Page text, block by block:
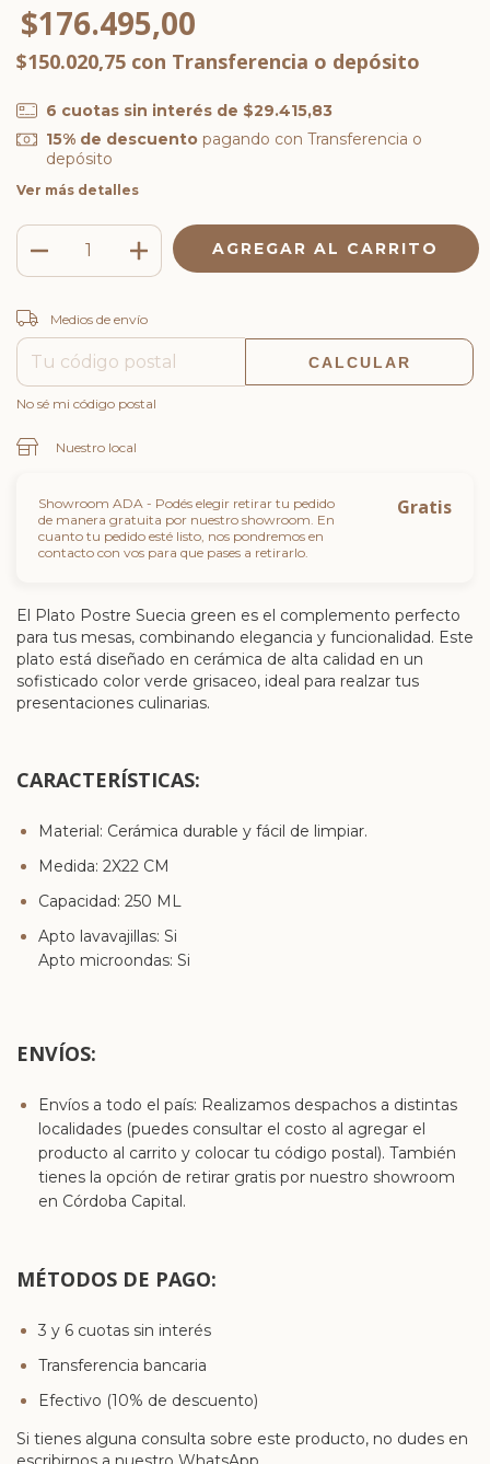
$176.495,00
$150.020,75 con Transferencia o depósito
6 cuotas sin interés de $29.415,83
15% de descuentopagando con Transferencia o
depósito
Ver más detalles
Entregas para el CP:
Medios de envío
CALCULAR
No sé mi código postal
Nuestro local
Showroom ADA - Podés elegir retirar tu pedido
de manera gratuita por nuestro showroom. En
cuanto tu pedido esté listo, nos pondremos en
contacto con vos para que pases a retirarlo.
Gratis
El Plato Postre Suecia green es el complemento perfecto
para tus mesas, combinando elegancia y funcionalidad. Este
plato está diseñado en cerámica de alta calidad en un
sofisticado color verde grisaceo, ideal para realzar tus
presentaciones culinarias.
CARACTERÍSTICAS:
Material: Cerámica durable y fácil de limpiar.
Medida: 2X22 CM
Capacidad: 250 ML
Apto lavavajillas: Si
Apto microondas: Si
ENVÍOS:
Envíos a todo el país: Realizamos despachos a distintas
localidades (puedes consultar el costo al agregar el
producto al carrito y colocar tu código postal). También
tienes la opción de retirar gratis por nuestro showroom
en Córdoba Capital.
MÉTODOS DE PAGO:
3 y 6 cuotas sin interés
Transferencia bancaria
Efectivo (10% de descuento)
Si tienes alguna consulta sobre este producto, no dudes en